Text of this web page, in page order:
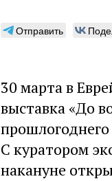
Отправить
30 марта в
выставка «До
прошлогоднего
С куратором
накануне